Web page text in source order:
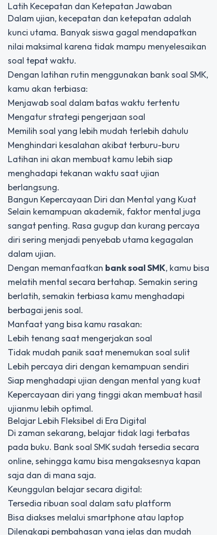
Latih Kecepatan dan Ketepatan Jawaban
Dalam ujian, kecepatan dan ketepatan adalah
kunci utama. Banyak siswa gagal mendapatkan
nilai maksimal karena tidak mampu menyelesaikan
soal tepat waktu.
Dengan latihan rutin menggunakan bank soal SMK,
kamu akan terbiasa:
Menjawab soal dalam batas waktu tertentu
Mengatur strategi pengerjaan soal
Memilih soal yang lebih mudah terlebih dahulu
Menghindari kesalahan akibat terburu-buru
Latihan ini akan membuat kamu lebih siap
menghadapi tekanan waktu saat ujian
berlangsung.
Bangun Kepercayaan Diri dan Mental yang Kuat
Selain kemampuan akademik, faktor mental juga
sangat penting. Rasa gugup dan kurang percaya
diri sering menjadi penyebab utama kegagalan
dalam ujian.
Dengan memanfaatkan bank soal SMK, kamu bisa
melatih mental secara bertahap. Semakin sering
berlatih, semakin terbiasa kamu menghadapi
berbagai jenis soal.
Manfaat yang bisa kamu rasakan:
Lebih tenang saat mengerjakan soal
Tidak mudah panik saat menemukan soal sulit
Lebih percaya diri dengan kemampuan sendiri
Siap menghadapi ujian dengan mental yang kuat
Kepercayaan diri yang tinggi akan membuat hasil
ujianmu lebih optimal.
Belajar Lebih Fleksibel di Era Digital
Di zaman sekarang, belajar tidak lagi terbatas
pada buku. Bank soal SMK sudah tersedia secara
online, sehingga kamu bisa mengaksesnya kapan
saja dan di mana saja.
Keunggulan belajar secara digital:
Tersedia ribuan soal dalam satu platform
Bisa diakses melalui smartphone atau laptop
Dilengkapi pembahasan yang jelas dan mudah